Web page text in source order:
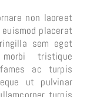
non laoreet
placerat
sem eget
tristique
ac turpis
ut pulvinar